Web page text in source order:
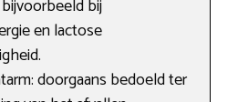
bij
en lactose
doorgaans bedoeld ter